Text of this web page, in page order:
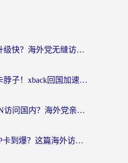
归雁加速器怎么升级快？海外党无缝访问国内资源的全攻略（附免费VPN推荐Dcard热门款）
海外党别被地域卡脖子！xback回国加速器选择全攻略，轻松刷剧玩国服
从印度用什么VPN访问国内？海外党亲测的无缝回国上网指南
海外想刷国内APP卡到爆？这篇海外访问国内服务器加速指南帮你解决所有问题